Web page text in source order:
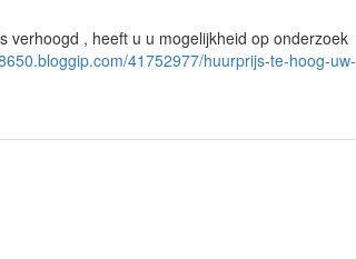
verhoogd , heeft u u mogelijkheid op onderzoek
41752977/huurprijs-te-hoog-uw-